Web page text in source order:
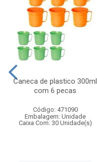
Caneca de plastico 300ml
com 6 pecas
Código: 471090
Embalagem: Unidade
Caixa Com: 30 Unidade(s)